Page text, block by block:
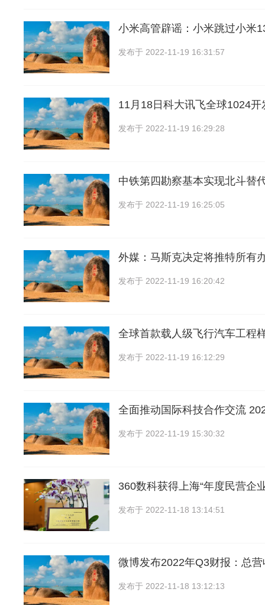
小米高管辟谣：小米跳过小米
发布于 2022-11-19 16:31:57
11月18日科大讯飞全球1024开
发布于 2022-11-19 16:29:28
中铁第四勘察基本实现北斗替
发布于 2022-11-19 16:25:05
外媒：马斯克决定将推特所有
发布于 2022-11-19 16:20:42
全球首款载人级飞行汽车工程
发布于 2022-11-19 16:12:29
全面推动国际科技合作交流
发布于 2022-11-19 15:30:32
360数科获得上海“年度民营企
发布于 2022-11-18 13:14:51
微博发布2022年Q3财报：总
发布于 2022-11-18 13:12:13